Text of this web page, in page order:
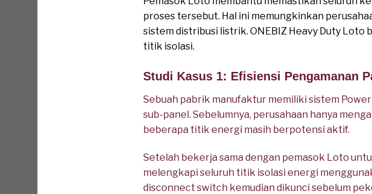
proses tersebut. Hal ini memungkinkan
sistem distribusi listrik. ONEBIZ Heavy Duty
titik isolasi.
Studi Kasus 1: Efisiensi Pengamanan
Sebuah pabrik manufaktur memiliki sistem
sub-panel. Sebelumnya, perusahaan hanya
beberapa titik energi masih berpotensi aktif.
Setelah bekerja sama dengan pemasok Loto
melengkapi seluruh titik isolasi energi
disconnect switch kemudian dikunci sebelum